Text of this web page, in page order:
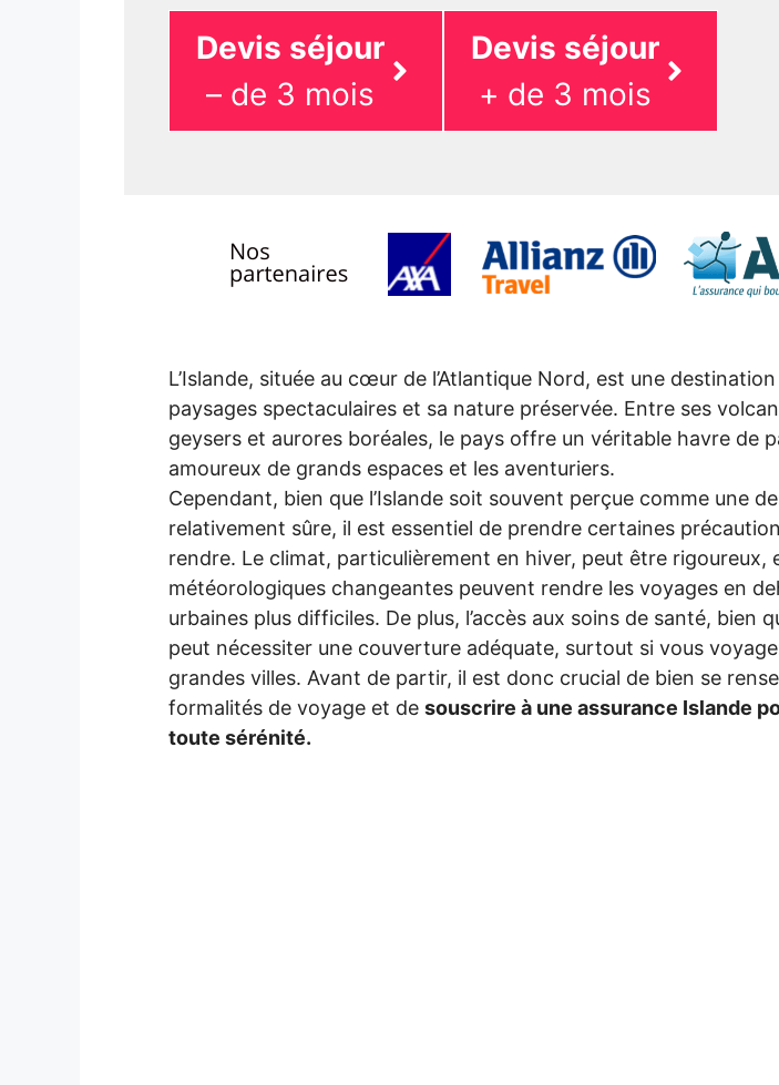
Devis séjour
– de 3 mois
Devis séjour
+ de 3 mois
L’Islande, située au cœur de l’Atlantique Nord, est une
paysages spectaculaires et sa nature préservée. Entre ses
geysers et aurores boréales, le pays offre un véritable havre de
amoureux de grands espaces et les aventuriers.
Cependant, bien que l’Islande soit souvent perçue comme une
relativement sûre, il est essentiel de prendre certaines
rendre. Le climat, particulièrement en hiver, peut être rigoureux,
météorologiques changeantes peuvent rendre les voyages en
urbaines plus difficiles. De plus, l’accès aux soins de santé, bien
peut nécessiter une couverture adéquate, surtout si vous
grandes villes. Avant de partir, il est donc crucial de bien se
formalités de voyage et de souscrire à une assurance Islande
toute sérénité.